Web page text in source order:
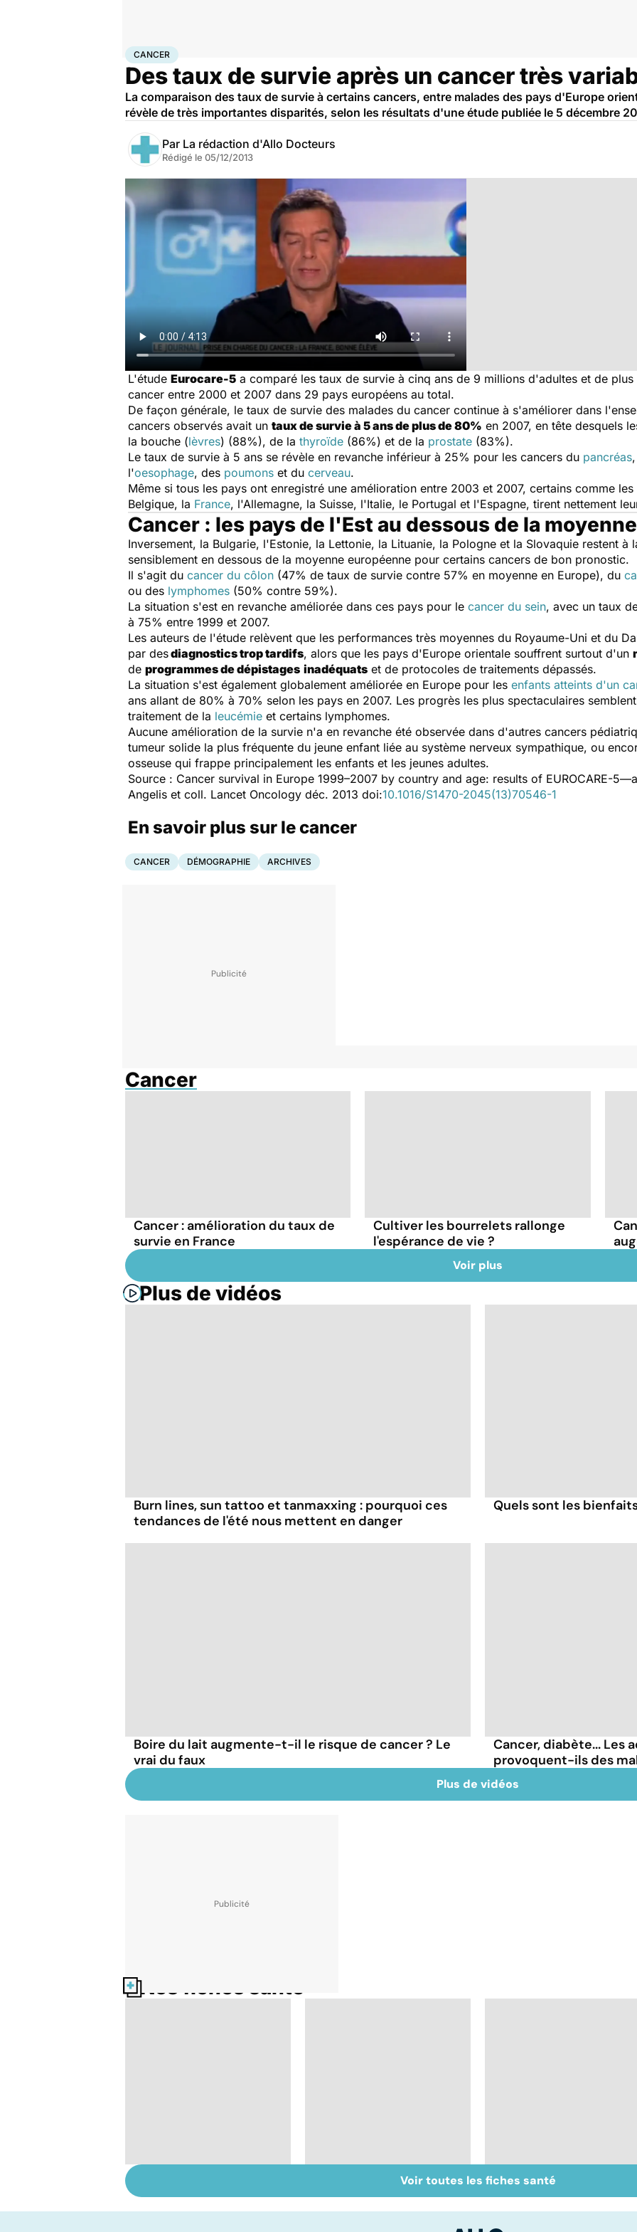
AccueilSanté
CANCER
Des taux de survie après un cancer très
La comparaison des taux de survie à certains cancers, entre malades des pays d'Europe
révèle de très importantes disparités, selon les résultats d'une étude publiée le 5 décembre
Par La rédaction d'Allo Docteurs
Rédigé le 05/12/2013
L'étude Eurocare-5 a comparé les taux de survie à cinq ans de 9 millions d'adultes et de
cancer entre 2000 et 2007 dans 29 pays européens au total.
De façon générale, le taux de survie des malades du cancer continue à s'améliorer dans
cancers observés avait un taux de survie à 5 ans de plus de 80% en 2007, en tête desquels
la bouche (lèvres) (88%), de la thyroïde (86%) et de la prostate (83%).
Le taux de survie à 5 ans se révèle en revanche inférieur à 25% pour les cancers du pancréas
l'oesophage, des poumons et du cerveau.
Même si tous les pays ont enregistré une amélioration entre 2003 et 2007, certains comme
Belgique, la France, l'Allemagne, la Suisse, l'Italie, le Portugal et l'Espagne, tirent nettement
Cancer : les pays de l'Est au dessous de la moyenne
Inversement, la Bulgarie, l'Estonie, la Lettonie, la Lituanie, la Pologne et la Slovaquie restent à
sensiblement en dessous de la moyenne européenne pour certains cancers de bon pronostic.
Il s'agit du cancer du côlon (47% de taux de survie contre 57% en moyenne en Europe), du
ou des lymphomes (50% contre 59%).
La situation s'est en revanche améliorée dans ces pays pour le cancer du sein, avec un taux
à 75% entre 1999 et 2007.
Les auteurs de l'étude relèvent que les performances très moyennes du Royaume-Uni et du
par desdiagnostics trop tardifs, alors que les pays d'Europe orientale souffrent surtout d'un
de programmes de dépistages inadéquats et de protocoles de traitements dépassés.
La situation s'est également globalement améliorée en Europe pour les enfants atteints d'un
ans allant de 80% à 70% selon les pays en 2007. Les progrès les plus spectaculaires
traitement de la leucémie et certains lymphomes.
Aucune amélioration de la survie n'a en revanche été observée dans d'autres cancers
tumeur solide la plus fréquente du jeune enfant liée au système nerveux sympathique, ou
osseuse qui frappe principalement les enfants et les jeunes adultes.
Source : Cancer survival in Europe 1999–2007 by country and age: results of EUROCARE-
Angelis et coll. Lancet Oncology déc. 2013 doi:10.1016/S1470-2045(13)70546-1
En savoir plus sur le cancer
CANCER DÉMOGRAPHIE ARCHIVES
Cancer
Cancer : amélioration du taux de
survie en France
Cultiver les bourrelets rallonge
l'espérance de vie ?
Voir plus
Plus de vidéos
Burn lines, sun tattoo et tanmaxxing : pourquoi ces
tendances de l'été nous mettent en danger
Quels sont les
Boire du lait augmente-t-il le risque de cancer ? Le
vrai du faux
Cancer, diabète... Les
provoquent-ils des
Plus de vidéos
Nos fiches santé
les papillomavirus
Faire du sport à
domicile, c'est facile !
Don de gamètes : le
pour et le contre
Voir toutes les fiches santé